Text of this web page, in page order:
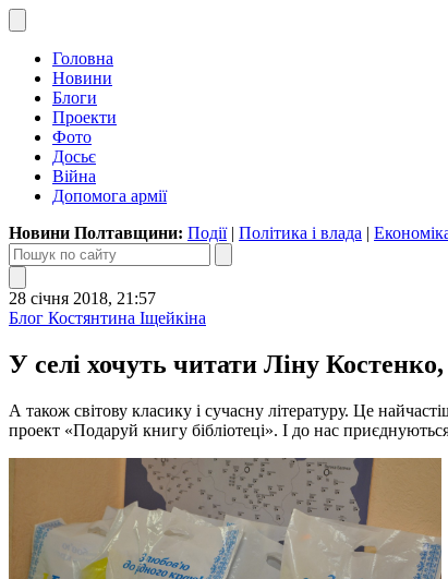
Головна
Новини
Блоги
Проекти
Фото
Досьє
Війна
Допомога армії
Новини Полтавщини: Події| Політика і влада |
28 січня 2018, 21:57
Блог Костянтина Іщейкіна
У селі хочуть читати Ліну
А також світову класику і сучасну літературу. Це
проект «Подаруй книгу бібліотеці». І до нас